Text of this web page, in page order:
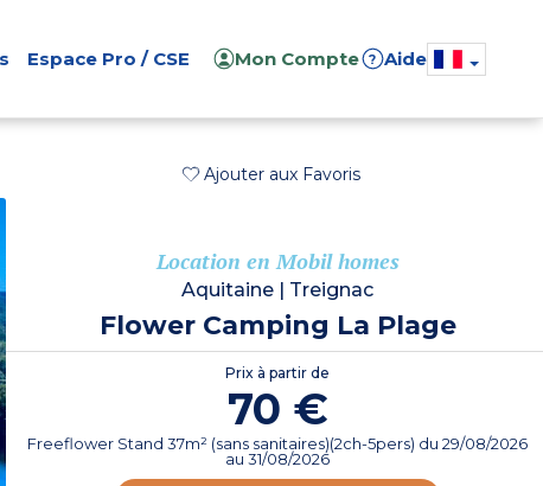
Espace Pro / CSE Mon Compte ? Aide
Ajouter aux Favoris
Location en Mobil homes
Aquitaine | Treignac
Flower Camping La Plage
Prix à partir de
70 €
Freeflower Stand 37m² (sans sanitaires)(2ch-5pers) du 29/08/2026
au 31/08/2026